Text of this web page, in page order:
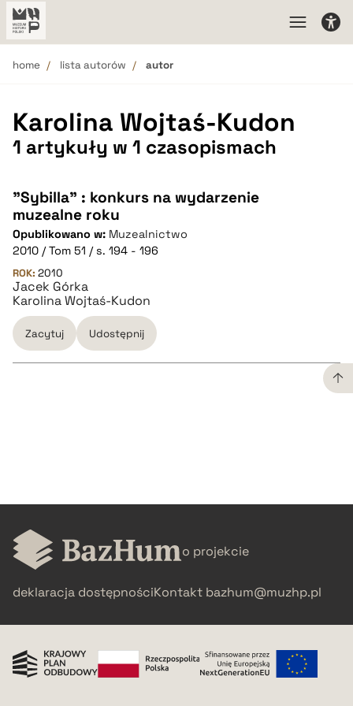
home lista autorów autor
Karolina Wojtaś-Kudon
1 artykuły w 1 czasopismach
"Sybilla" : konkurs na wydarzenie
muzealne roku
Opublikowano w: Muzealnictwo
2010 / Tom 51 / s. 194 - 196
ROK: 2010
Jacek Górka
Karolina Wojtaś-Kudon
Zacytuj Udostępnij
BIBTEX
pobierz cytat o projekcie
deklaracja dostępnościKontakt bazhum@muzhp.pl